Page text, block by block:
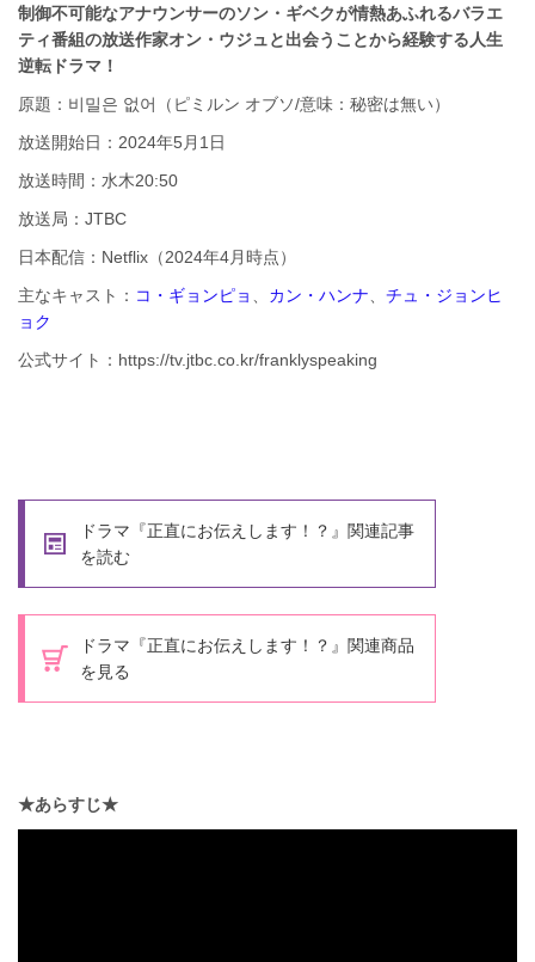
制御不可能なアナウンサーのソン・ギベクが情熱あふれるバラエ
ティ番組の放送作家オン・ウジュと出会うことから経験する人生
逆転ドラマ！
原題：비밀은 없어（ピミルン オブソ/意味：秘密は無い）
放送開始日：2024年5月1日
放送時間：水木20:50
放送局：JTBC
日本配信：Netflix（2024年4月時点）
主なキャスト： コ・ギョンピョ カン・ハンナ
チュ・ジョンヒ
ョク
公式サイト：https://tv.jtbc.co.kr/franklyspeaking
ドラマ『正直にお伝えします！？』関連記事
を読む
ドラマ『正直にお伝えします！？』関連商品
を見る
★あらすじ★